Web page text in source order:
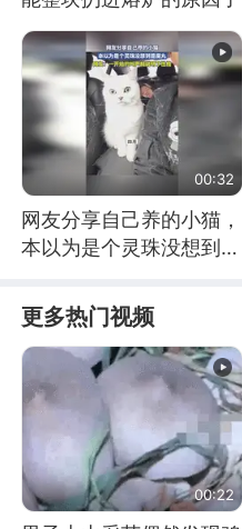
00:32
网友分享自己养的小猫，
本以为是个灵珠没想到是
更多热门视频
00:22